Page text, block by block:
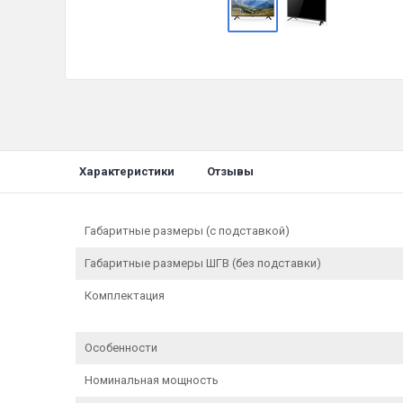
Характеристики Отзывы
Габаритные размеры (с подставкой)
Габаритные размеры ШГВ (без подставки)
Комплектация
Особенности
Номинальная мощность